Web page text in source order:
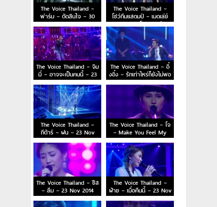
The Voice Thailand –
ฟาร์ม – ตัดสินใจ – 30
Nov 2014
The Voice Thailand –
โชว์ทีมแสตมป์ – เมดเล่ย์
เพลง บอย โกสิยพงษ์ –
30 Nov 2014
The Voice Thailand – จิม
มี่ – อาจจะเป็นคนนี้ – 23
Nov 2014
The Voice Thailand – อิ๋
งอิ๋ง – รักเท่าไหร่ก็ยังไม่พอ
– 23 Nov 2014
The Voice Thailand –
กีต้าร์ – ฝน – 23 Nov
2014
The Voice Thailand – โจ
– Make You Feel My
Love – 23 Nov 2014
The Voice Thailand – ชีส
– ลืม – 23 Nov 2014
The Voice Thailand –
ฝ้าย – เมื่อคืนนี้ – 23 Nov
2014